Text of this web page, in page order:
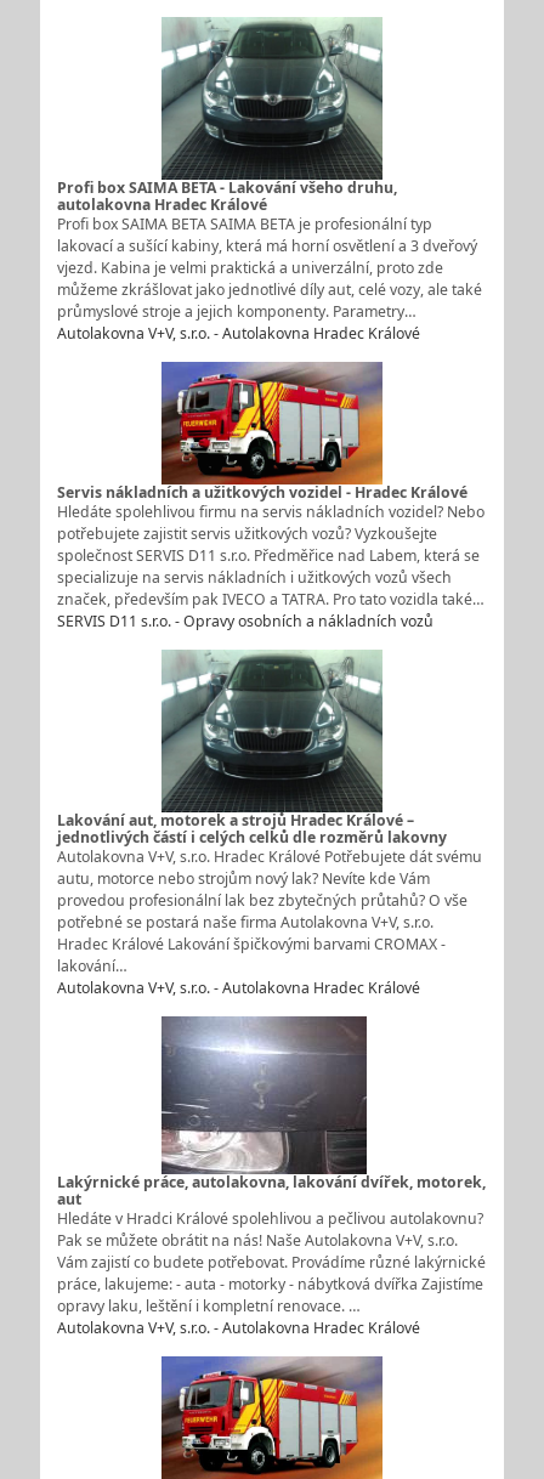
Profi box SAIMA BETA - Lakování všeho druhu,
autolakovna Hradec Králové
Profi box SAIMA BETA SAIMA BETA je profesionální typ
lakovací a sušící kabiny, která má horní osvětlení a 3 dveřový
vjezd. Kabina je velmi praktická a univerzální, proto zde
můžeme zkrášlovat jako jednotlivé díly aut, celé vozy, ale také
průmyslové stroje a jejich komponenty. Parametry…
Autolakovna V+V, s.r.o. - Autolakovna Hradec Králové
Servis nákladních a užitkových vozidel - Hradec Králové
Hledáte spolehlivou firmu na servis nákladních vozidel? Nebo
potřebujete zajistit servis užitkových vozů? Vyzkoušejte
společnost SERVIS D11 s.r.o. Předměřice nad Labem, která se
specializuje na servis nákladních i užitkových vozů všech
značek, především pak IVECO a TATRA. Pro tato vozidla také…
SERVIS D11 s.r.o. - Opravy osobních a nákladních vozů
Lakování aut, motorek a strojů Hradec Králové –
jednotlivých částí i celých celků dle rozměrů lakovny
Autolakovna V+V, s.r.o. Hradec Králové Potřebujete dát svému
autu, motorce nebo strojům nový lak? Nevíte kde Vám
provedou profesionální lak bez zbytečných průtahů? O vše
potřebné se postará naše firma Autolakovna V+V, s.r.o.
Hradec Králové Lakování špičkovými barvami CROMAX -
lakování…
Autolakovna V+V, s.r.o. - Autolakovna Hradec Králové
Lakýrnické práce, autolakovna, lakování dvířek, motorek,
aut
Hledáte v Hradci Králové spolehlivou a pečlivou autolakovnu?
Pak se můžete obrátit na nás! Naše Autolakovna V+V, s.r.o.
Vám zajistí co budete potřebovat. Provádíme různé lakýrnické
práce, lakujeme: - auta - motorky - nábytková dvířka Zajistíme
opravy laku, leštění i kompletní renovace. …
Autolakovna V+V, s.r.o. - Autolakovna Hradec Králové